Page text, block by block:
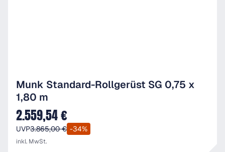
Munk Standard-Rollgerüst SG 0,75 x
1,80 m
Verkaufspreis:
2.559,54 €
UVP3.865,00 € -34%
inkl. MwSt.